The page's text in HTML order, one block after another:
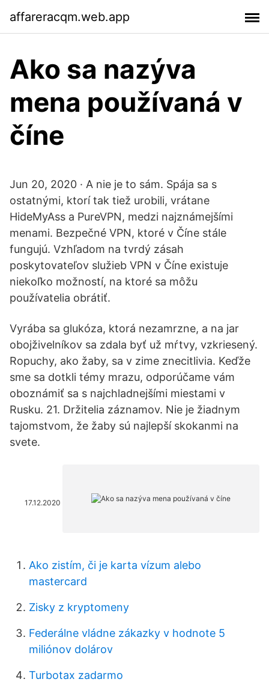
affareracqm.web.app
Ako sa nazýva
mena používaná v
číne
Jun 20, 2020 · A nie je to sám. Spája sa s
ostatnými, ktorí tak tiež urobili, vrátane
HideMyAss a PureVPN, medzi najznámejšími
menami. Bezpečné VPN, ktoré v Číne stále
fungujú. Vzhľadom na tvrdý zásah
poskytovateľov služieb VPN v Číne existuje
niekoľko možností, na ktoré sa môžu
používatelia obrátiť.
Vyrába sa glukóza, ktorá nezamrzne, a na jar
obojživelníkov sa zdala byť už mŕtvy, vzkriesený.
Ropuchy, ako žaby, sa v zime znecitlivia. Keďže
sme sa dotkli témy mrazu, odporúčame vám
oboznámiť sa s najchladnejšími miestami v
Rusku. 21. Držitelia záznamov. Nie je žiadnym
tajomstvom, že žaby sú najlepší skokanmi na
svete.
17.12.2020
Ako zistím, či je karta vízum alebo
mastercard
Zisky z kryptomeny
Federálne vládne zákazky v hodnote 5
miliónov dolárov
Turbotax zadarmo